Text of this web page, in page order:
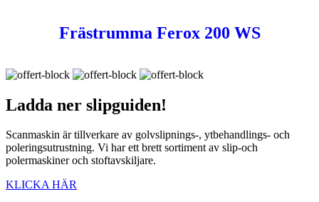
Frästrumma Ferox 200 WS
Ladda ner slipguiden!
Scanmaskin är tillverkare av golvslipnings-, ytbehandlings- och
poleringsutrustning. Vi har ett brett sortiment av slip-och
polermaskiner och stoftavskiljare.
KLICKA HÄR